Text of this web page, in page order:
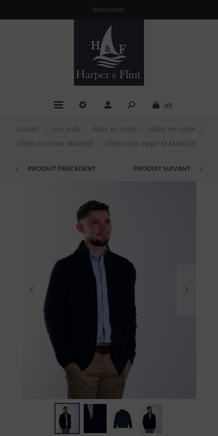
Bienvenue!
(0)
Accueil / Les pulls / Pulls en coton / Gilets en coton
/
Gilets en coton MARINE
/ Gilet coton zippé M MARINE
PRODUIT PRÉCÉDENT PRODUIT SUIVANT